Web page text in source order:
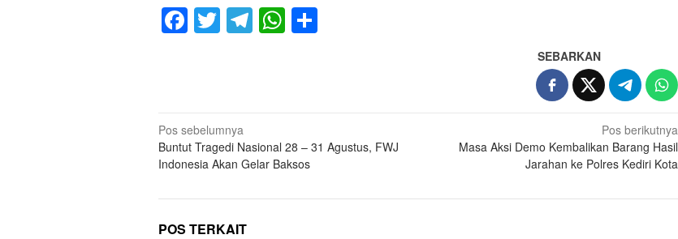
Facebook
Twitter
Telegram
WhatsApp
SEBARKAN
Navigasi
pos
Pos sebelumnya
Buntut Tragedi Nasional 28 – 31 Agustus, FWJ
Indonesia Akan Gelar Baksos
Pos berikutnya
Masa Aksi Demo Kembalikan Barang Hasil
Jarahan ke Polres Kediri Kota
POS TERKAIT